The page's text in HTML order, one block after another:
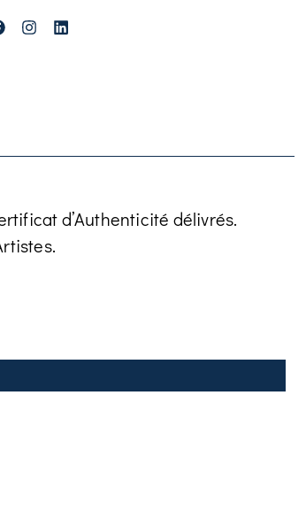
d’Authenticité délivrés.